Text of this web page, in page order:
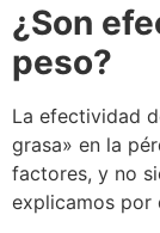
¿Son
peso?
La efectividad
grasa» en la
factores, y no
explicamos por